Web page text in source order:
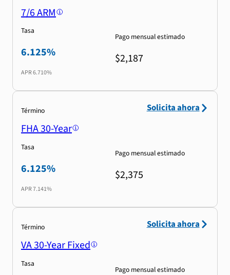
7/6 ARM
Tasa
6.125%
APR6.710%
Pago mensual estimado
$2,187
Término
FHA 30-Year
Tasa
6.125%
APR7.141%
Pago mensual estimado
$2,375
Solicita ahora
Término
VA 30-Year Fixed
Tasa
Pago mensual estimado
Solicita ahora